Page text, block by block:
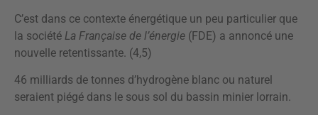
C’est dans ce contexte énergétique un peu particulier que
la société La Française de l’énergie (FDE) a annoncé une
nouvelle retentissante. (4,5)
46 milliards de tonnes d’hydrogène blanc ou naturel
seraient piégé dans le sous sol du bassin minier lorrain.